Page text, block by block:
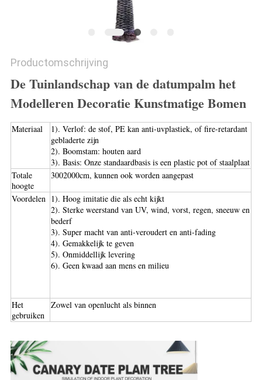
Productomschrijving
De Tuinlandschap van de datumpalm het
Modelleren Decoratie Kunstmatige Bomen
Materiaal
1). Verlof: de stof, PE kan anti-uvplastiek, of fire-retardant
gebladerte zijn
2). Boomstam: houten aard
3). Basis: Onze standaardbasis is een plastic pot of staalplaat
Totale
hoogte
3002000cm, kunnen ook worden aangepast
Voordelen 1). Hoog imitatie die als echt kijkt
2). Sterke weerstand van UV, wind, vorst, regen, sneeuw en
bederf
3). Super macht van anti-veroudert en anti-fading
4). Gemakkelijk te geven
5). Onmiddellijk levering
6). Geen kwaad aan mens en milieu
Het
gebruiken
Zowel van openlucht als binnen